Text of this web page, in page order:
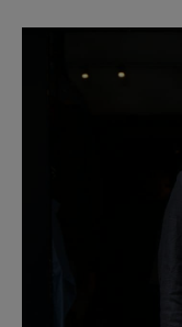
NEW ARRIVAL